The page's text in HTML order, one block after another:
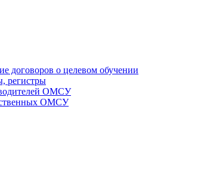
договоров о целевом обучении
регистры
ОМСУ
ОМСУ